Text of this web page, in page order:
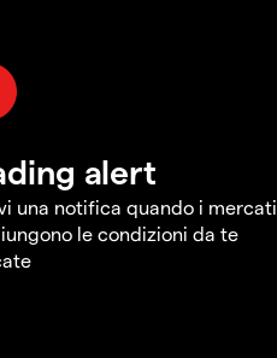
alert
una notifica quando i mercati
le condizioni da te